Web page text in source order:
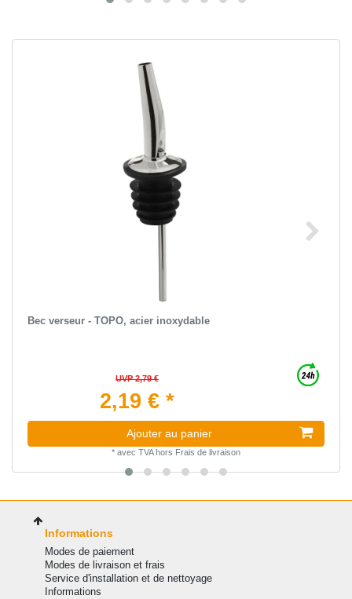
Bec verseur - TOPO, acier inoxydable
UVP 2,79 €
2,19 € *
Ajouter au panier
* avec TVAhors Frais de livraison
Informations
Modes de paiement
Modes de livraison et frais
Service d'installation et de nettoyage
Informations